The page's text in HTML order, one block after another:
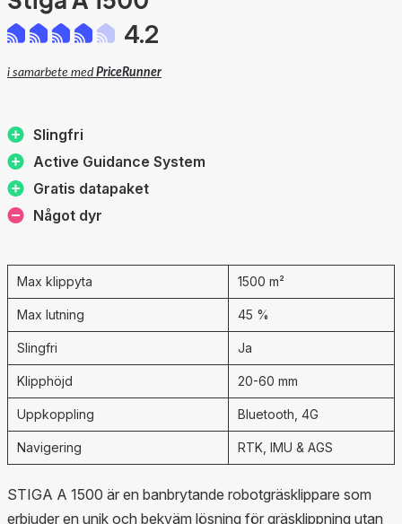
4.2
i samarbete med PriceRunner
Slingfri
Active Guidance System
Gratis datapaket
Något dyr
Max klippyta 1500 m²
Max lutning 45 %
Slingfri Ja
Klipphöjd 20-60 mm
Uppkoppling Bluetooth, 4G
Navigering RTK, IMU & AGS
STIGA A 1500 är en banbrytande robotgräsklippare som
erbjuder en unik och bekväm lösning för gräsklippning utan